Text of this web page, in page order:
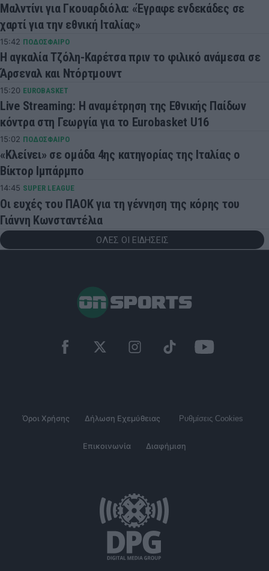
Μαλντίνι για Γκουαρδιόλα: «Έγραφε ενδεκάδες σε
χαρτί για την εθνική Ιταλίας»
15:42 ΠΟΔΟΣΦΑΙΡΟ
Η αγκαλία Τζόλη-Καρέτσα πριν το φιλικό ανάμεσα σε
Άρσεναλ και Ντόρτμουντ
15:20 EUROBASKET
Live Streaming: Η αναμέτρηση της Εθνικής Παίδων
κόντρα στη Γεωργία για το Eurobasket U16
15:02 ΠΟΔΟΣΦΑΙΡΟ
«Κλείνει» σε ομάδα 4ης κατηγορίας της Ιταλίας ο
Βίκτορ Ιμπάρμπο
14:45 SUPER LEAGUE
Οι ευχές του ΠΑΟΚ για τη γέννηση της κόρης του
Γιάννη Κωνσταντέλια
ΟΛΕΣ ΟΙ ΕΙΔΗΣΕΙΣ
Όροι Χρήσης Δήλωση Εχεμύθειας Ρυθμίσεις Cookies
Επικοινωνία Διαφήμιση